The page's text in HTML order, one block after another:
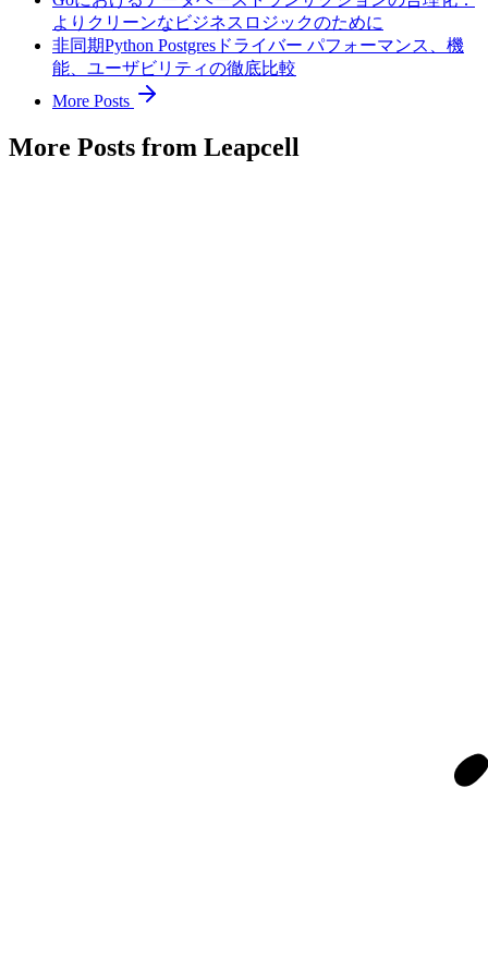
よりクリーンなビジネスロジックのために
非同期Python Postgresドライバー パフォーマンス、機
能、ユーザビリティの徹底比較
More Posts
More Posts from Leapcell